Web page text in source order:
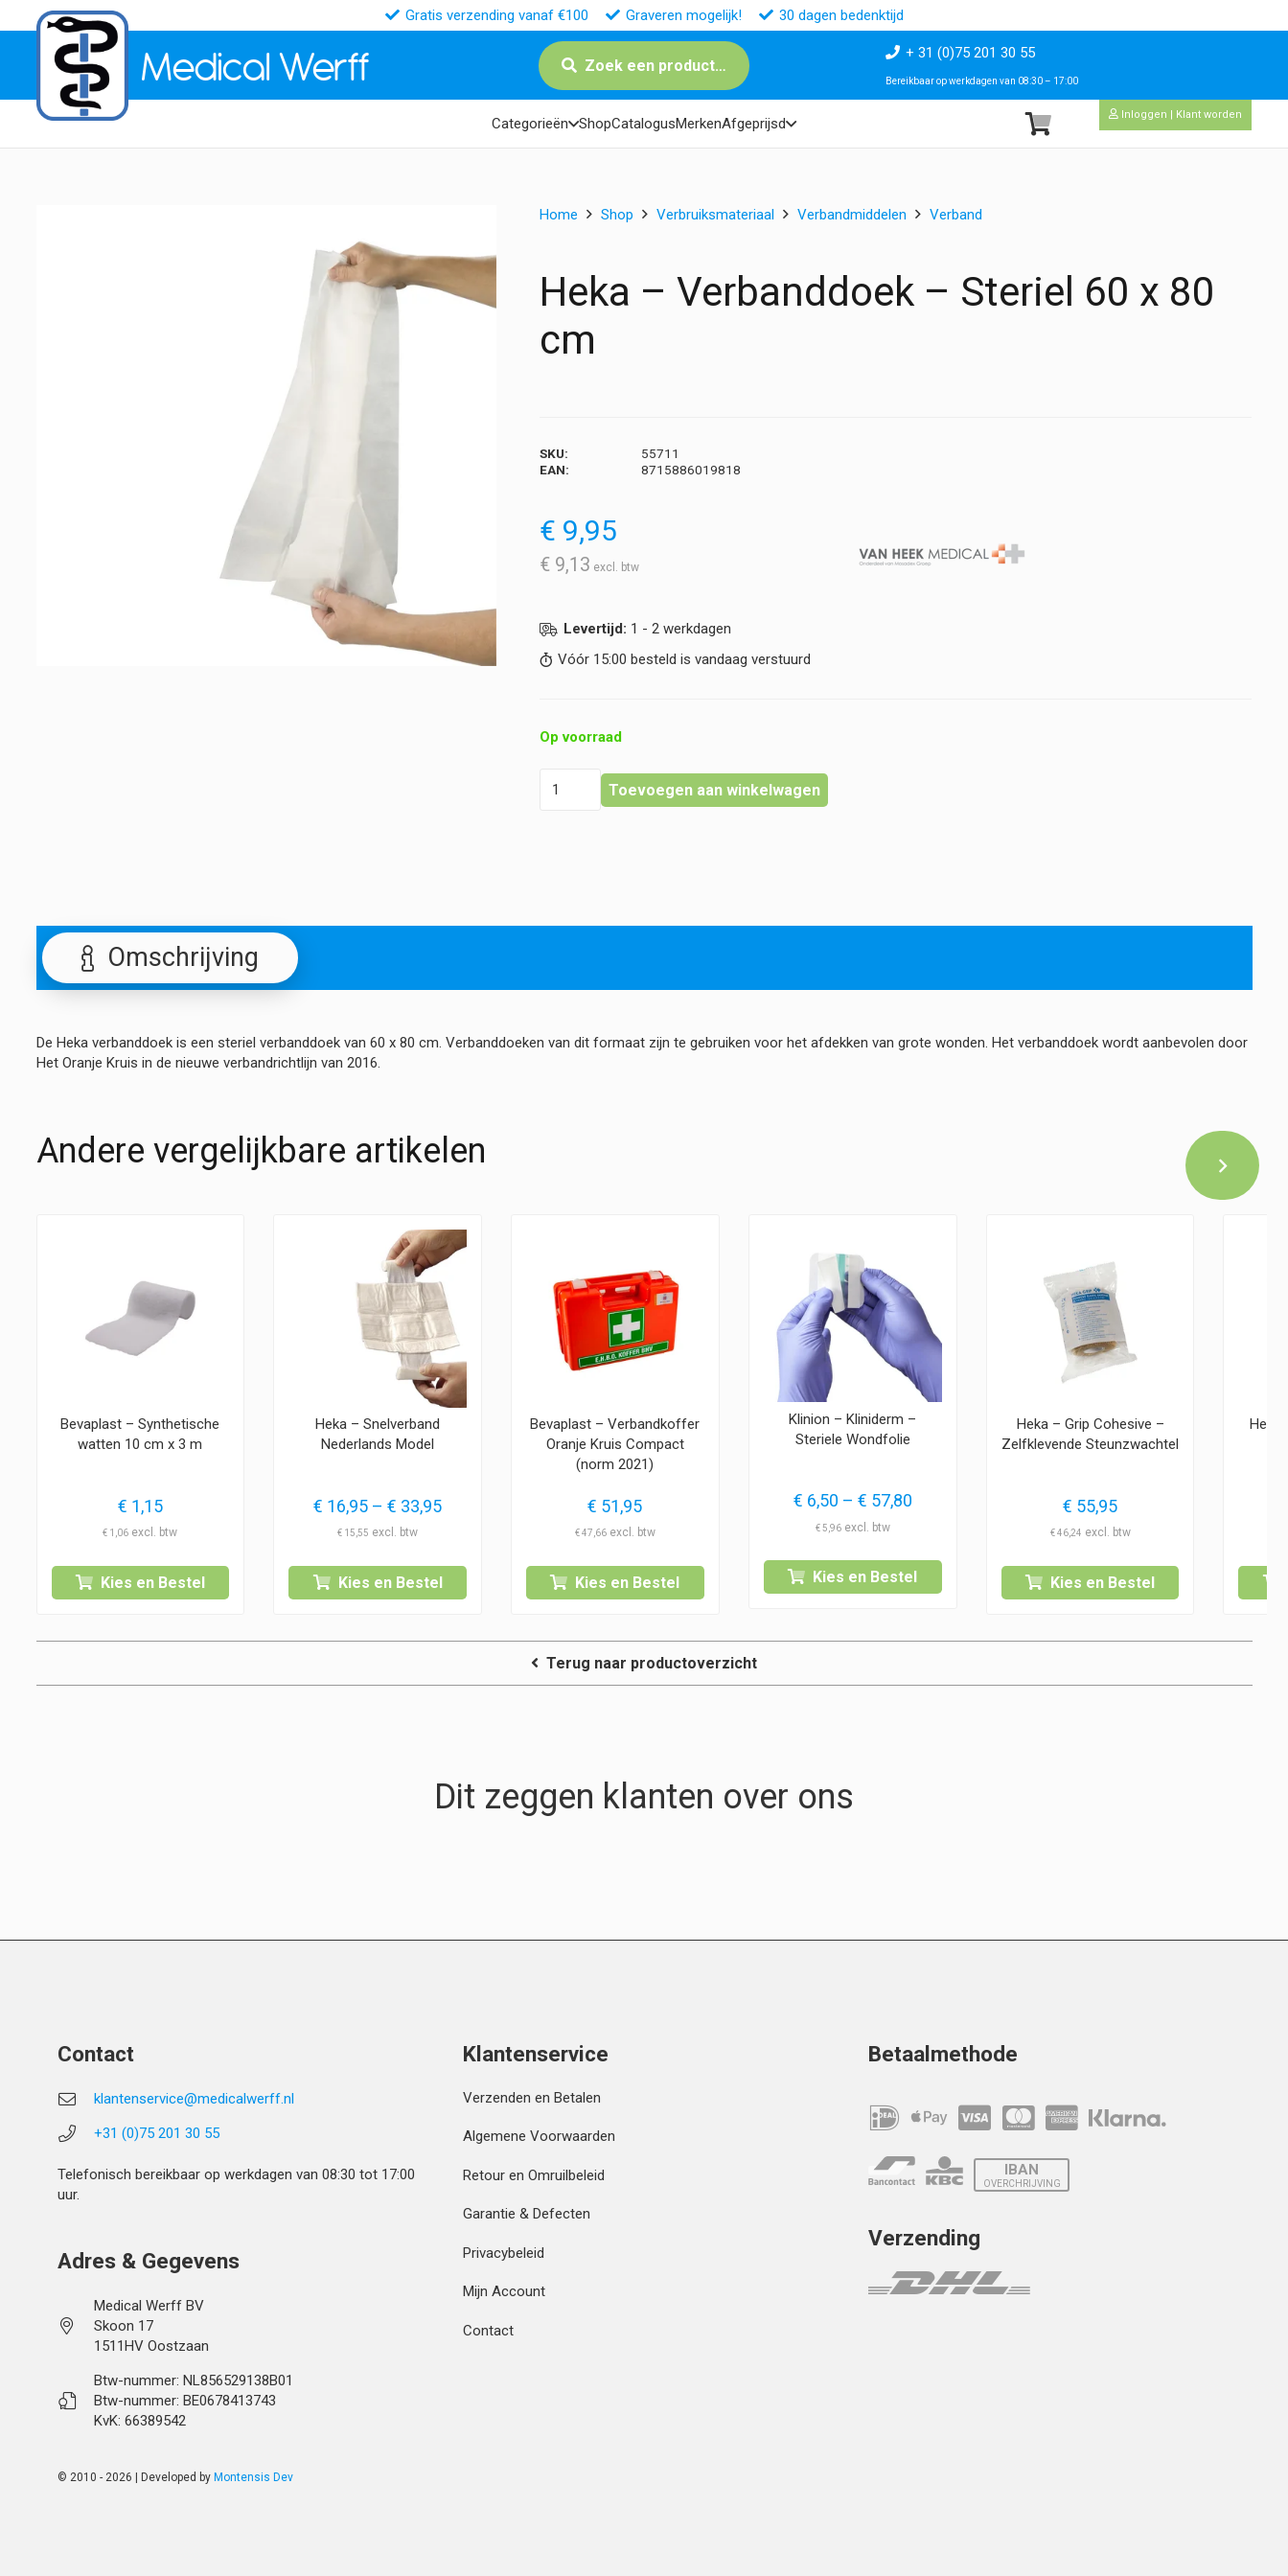
Gratis verzending vanaf €100 Graveren mogelijk! 30 dagen bedenktijd
MedicalWerff Zoek een product…
+ 31 (0)75 201 30 55
Bereikbaar op werkdagen van 08:30 – 17:00
Categorieën ShopCatalogusMerkenAfgeprijsd
Inloggen | Klant worden
Home Shop Verbruiksmateriaal Verbandmiddelen Verband
Heka – Verbanddoek – Steriel 60 x 80
cm
SKU:
55711
EAN:
8715886019818
€ 9,95
€ 9,13
Levertijd: 1 - 2 werkdagen
Vóór 15:00 besteld is vandaag verstuurd
Op voorraad
Toevoegen aan winkelwagen
Omschrijving
De Heka verbanddoek is een steriel verbanddoek van 60 x 80 cm. Verbanddoeken van dit formaat zijn te gebruiken voor het afdekken van grote wonden. Het verbanddoek wordt aanbevolen door
Het Oranje Kruis in de nieuwe verbandrichtlijn van 2016.
Andere vergelijkbare artikelen
Bevaplast – Synthetische
watten 10 cm x 3 m
€ 1,15
€ 1,06
Kies en Bestel
Heka – Snelverband
Nederlands Model
€ 16,95 – € 33,95Prijsklasse:
€ 33,95
€ 15,55
Kies en Bestel
Bevaplast – Verbandkoffer
Oranje Kruis Compact
(norm 2021)
€ 51,95
€47,66
Kies en Bestel
Klinion – Kliniderm –
Steriele Wondfolie
€ 6,50 – € 57,80Prijsklasse:
€ 57,80
€5,96
Kies en Bestel
Heka – Grip Cohesive –
Zelfklevende Steunzwachtel
€ 55,95
€46,24
Kies en Bestel
Heka
Terug naar productoverzicht
Dit zeggen klanten over ons
Contact
klantenservice@medicalwerff.nl
+31 (0)75 201 30 55
Telefonisch bereikbaar op werkdagen van 08:30 tot 17:00
uur.
Adres & Gegevens
Medical Werff BV
Skoon 17
1511HV Oostzaan
Btw-nummer: NL856529138B01
Btw-nummer: BE0678413743
KvK: 66389542
© 2010 - 2026 | Developed by Montensis Dev
Klantenservice
Verzenden en Betalen
Algemene Voorwaarden
Retour en Omruilbeleid
Garantie & Defecten
Privacybeleid
Mijn Account
Contact
Betaalmethode
IBAN
OVERCHRIJVING
Verzending